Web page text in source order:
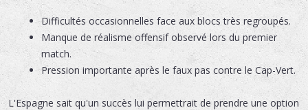
Difficultés occasionnelles face aux blocs très regroupés.
Manque de réalisme offensif observé lors du premier
match.
Pression importante après le faux pas contre le Cap-Vert.
L'Espagne sait qu'un succès lui permettrait de prendre une option